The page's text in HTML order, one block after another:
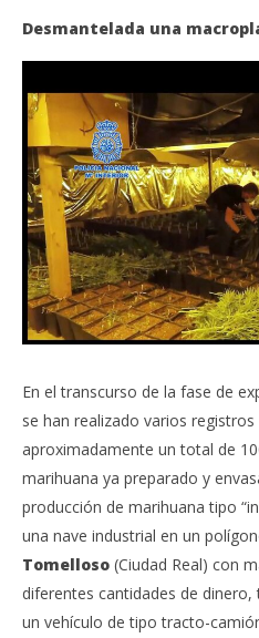
Desmantelada una
En el transcurso de la fase de
se han realizado varios
aproximadamente un total de
marihuana ya preparado y
producción de marihuana tipo
una nave industrial en un
Tomelloso (Ciudad Real) con
diferentes cantidades de
un vehículo de tipo tracto-